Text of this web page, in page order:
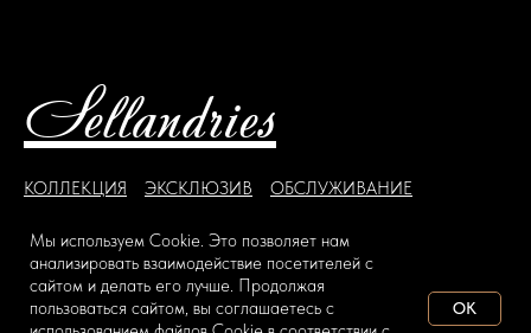
Sellandries
КОЛЛЕКЦИЯ ЭКСКЛЮЗИВ
ОБСЛУЖИВАНИЕ
Пантеон кожи
Возможности Привилегии
Мы используем Сookie. Это позволяет нам
анализировать взаимодействие посетителей с
сайтом и делать его лучше. Продолжая
пользоваться сайтом, вы соглашаетесь с
OK